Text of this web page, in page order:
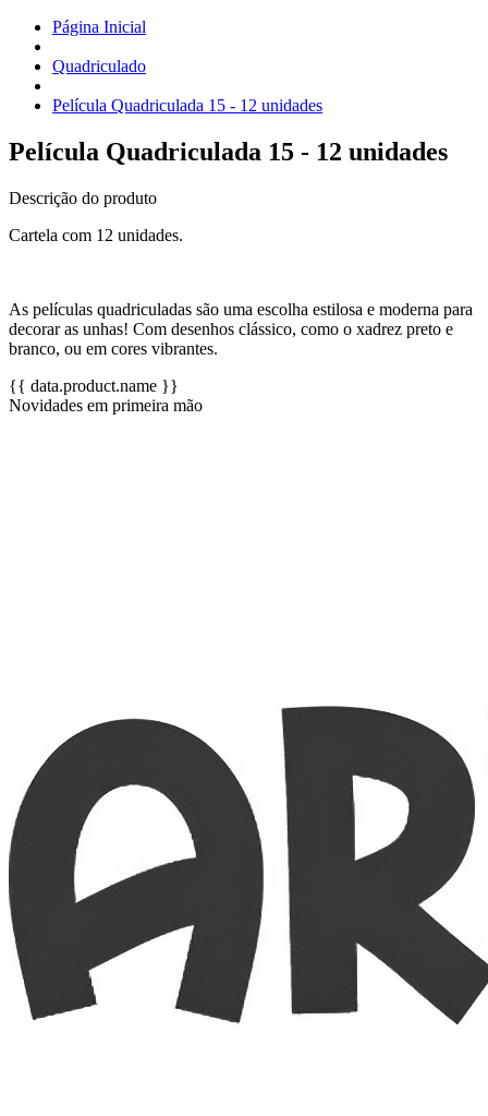
Página Inicial
Quadriculado
Película Quadriculada 15 - 12 unidades
Película Quadriculada 15 - 12 unidades
Descrição do produto
Cartela com 12 unidades.
As películas quadriculadas são uma escolha estilosa e moderna para
decorar as unhas! Com desenhos clássico, como o xadrez preto e
branco, ou em cores vibrantes.
{{ data.product.name }}
Novidades em primeira mão